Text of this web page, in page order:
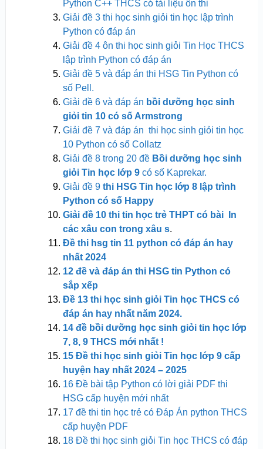
Python C++ THCS có tài liệu ôn thi
Giải đề 3 thi học sinh giỏi tin học lập trình
Python có đáp án
Giải đề 4 ôn thi học sinh giỏi Tin Học THCS
lập trình Python có đáp án
Giải đề 5 và đáp án thi HSG Tin Python có
số Pell.
Giải đề 6 và đáp án bồi dưỡng học sinh
giỏi tin 10 có số Armstrong
Giải đề 7 và đáp án thi học sinh giỏi tin học
10 Python có số Collatz
Giải đề 8 trong 20 đề Bồi dưỡng học sinh
giỏi Tin học lớp 9có số Kaprekar.
Giải đề 9 thi HSG Tin học lớp 8 lập trình
Python có số Happy
Giải đề 10 thi tin học trẻ THPT có bài In
các xâu con trong xâu s.
Đề thi hsg tin 11 python có đáp án hay
nhất 2024
12 đề và đáp án thi HSG tin Python có
sắp xếp
Đề 13 thi học sinh giỏi Tin học THCS có
đáp án hay nhất năm 2024.
14 đề bồi dưỡng học sinh giỏi tin học lớp
7, 8, 9 THCS mới nhất !
15 Đề thi học sinh giỏi Tin học lớp 9 cấp
huyện hay nhất 2024 – 2025
16 Đề bài tập Python có lời giải PDF thi
HSG cấp huyện mới nhất
17 đề thi tin học trẻ có Đáp Án python THCS
cấp huyện PDF
18 Đề thi học sinh giỏi Tin học THCS có đáp